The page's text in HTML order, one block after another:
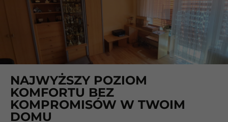
NAJWYŻSZY POZIOM
KOMFORTU BEZ
KOMPROMISÓW W TWOIM
DOMU